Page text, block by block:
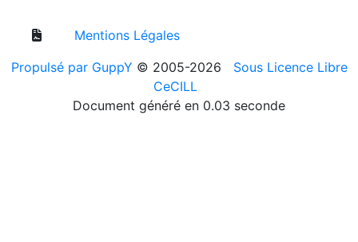
Mentions Légales
Propulsé par GuppY © 2005-2026
Sous Licence Libre
CeCILL
Document généré en 0.03 seconde